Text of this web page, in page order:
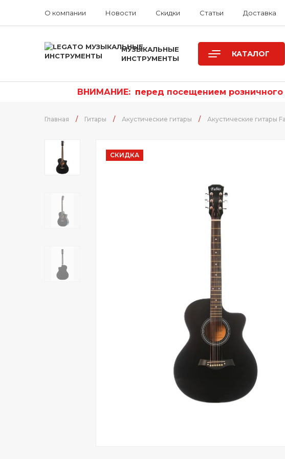
О компании Новости Скидки Статьи Доставка
МУЗЫКАЛЬНЫЕ
ИНСТРУМЕНТЫ
КАТАЛОГ
ВНИМАНИЕ: перед посещением розничного
Главная / Гитары / Акустические гитары / Акустические гитары
СКИДКА